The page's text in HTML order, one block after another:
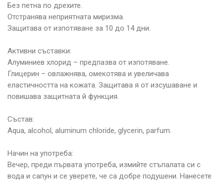
Без петна по дрехите.
Отстранява неприятната миризма.
Защитава от изпотяване за 10 до 14 дни.
Активни съставки:
Алуминиев хлорид – предпазва от изпотяване.
Глицерин – овлажнява, омекотява и увеличава
еластичността на кожата. Защитава я от изсушаване и
повишава защитната й функция.
Състав:
Aqua, alcohol, aluminum chloride, glycerin, parfum.
Начин на употреба:
Вечер, преди първата употреба, измийте стъпалата си с
вода и сапун и се уверете, че са добре подушени. Нанесете